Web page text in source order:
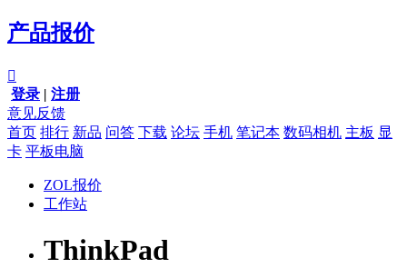
产品报价

登录 | 注册
意见反馈
首页 排行 新品 问答 下载 论坛 手机 笔记本 数码相机 主板 显
卡 平板电脑
ZOL报价
工作站
ThinkPad